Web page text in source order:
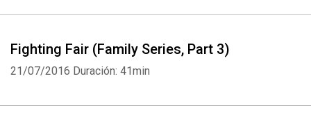
Fighting Fair (Family Series, Part 3)
21/07/2016 Duración: 41min